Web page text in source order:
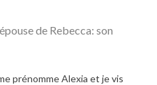
de Rebecca: son
prénomme Alexia et je vis